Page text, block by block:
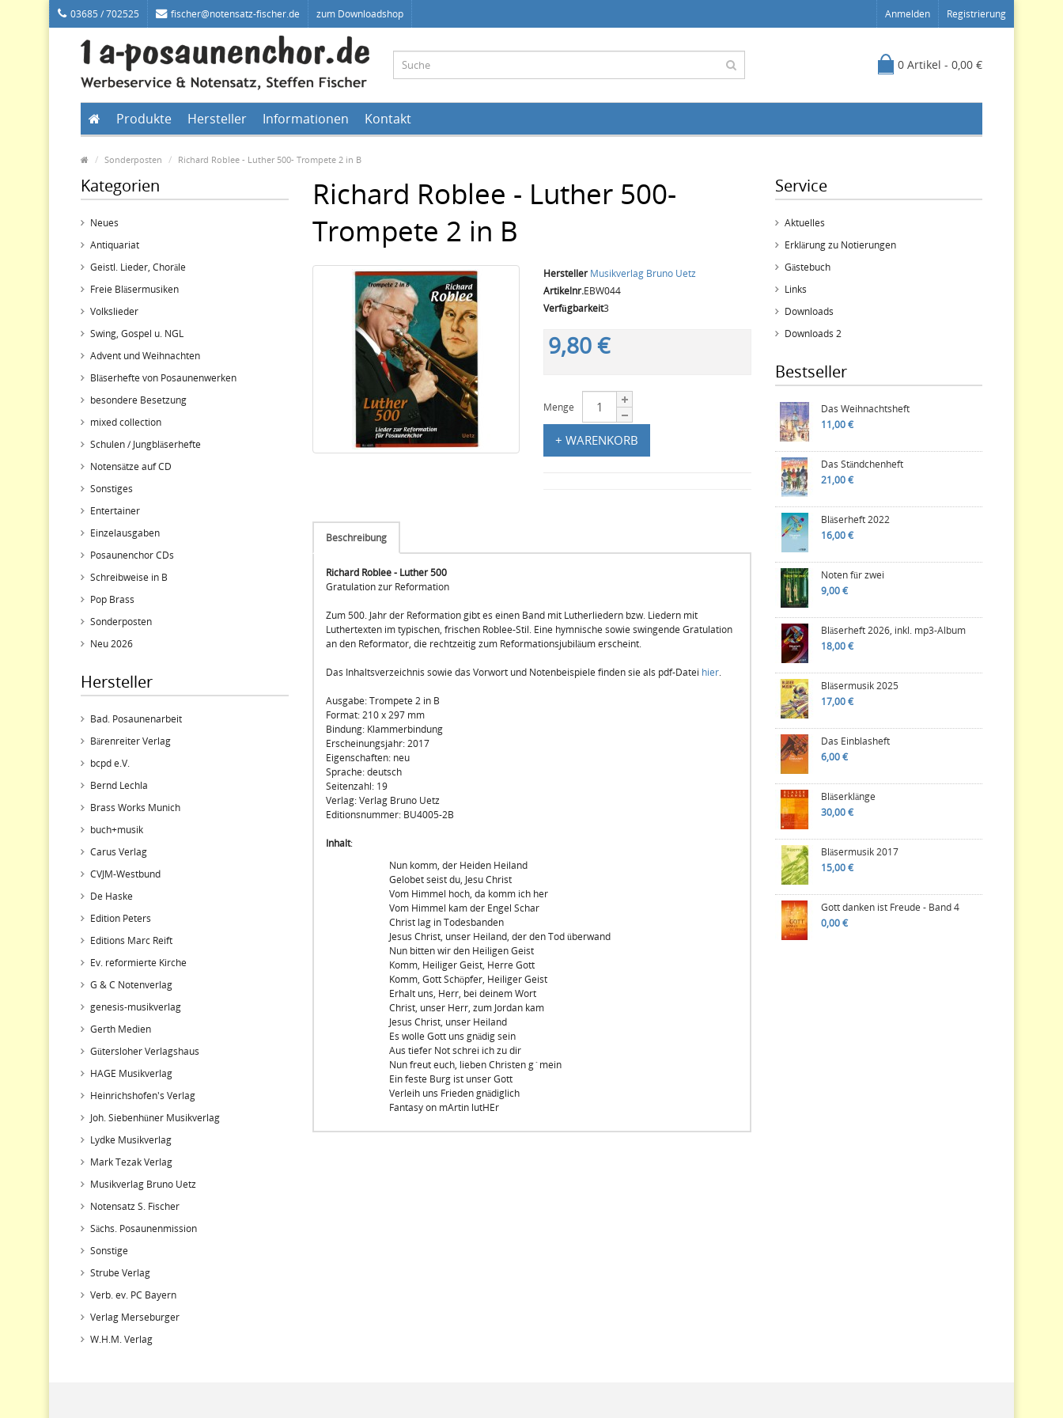
03685 / 702525 fischer@notensatz-fischer.de zum Downloadshop Anmelden Registrierung
0 Artikel - 0,00 €
Produkte Hersteller Informationen Kontakt
Sonderposten Richard Roblee - Luther 500- Trompete 2 in B
Kategorien
Neues
Antiquariat
Geistl. Lieder, Choräle
Freie Bläsermusiken
Volkslieder
Swing, Gospel u. NGL
Advent und Weihnachten
Bläserhefte von Posaunenwerken
besondere Besetzung
mixed collection
Schulen / Jungbläserhefte
Notensätze auf CD
Sonstiges
Entertainer
Einzelausgaben
Posaunenchor CDs
Schreibweise in B
Pop Brass
Sonderposten
Neu 2026
Hersteller
Bad. Posaunenarbeit
Bärenreiter Verlag
bcpd e.V.
Bernd Lechla
Brass Works Munich
buch+musik
Carus Verlag
CVJM-Westbund
De Haske
Edition Peters
Editions Marc Reift
Ev. reformierte Kirche
G & C Notenverlag
genesis-musikverlag
Gerth Medien
Gütersloher Verlagshaus
HAGE Musikverlag
Heinrichshofen's Verlag
Joh. Siebenhüner Musikverlag
Lydke Musikverlag
Mark Tezak Verlag
Musikverlag Bruno Uetz
Notensatz S. Fischer
Sächs. Posaunenmission
Sonstige
Strube Verlag
Verb. ev. PC Bayern
Verlag Merseburger
W.H.M. Verlag
Richard Roblee - Luther 500-
Trompete 2 in B
Hersteller Musikverlag Bruno Uetz
Artikelnr.EBW044
Verfügbarkeit3
9,80 €
Menge
+ WARENKORB
Beschreibung
Richard Roblee - Luther 500
Gratulation zur Reformation
Zum 500. Jahr der Reformation gibt es einen Band mit Lutherliedern bzw. Liedern mit
Luthertexten im typischen, frischen Roblee-Stil. Eine hymnische sowie swingende Gratulation
an den Reformator, die rechtzeitig zum Reformationsjubiläum erscheint.
Das Inhaltsverzeichnis sowie das Vorwort und Notenbeispiele finden sie als pdf-Datei hier.
Ausgabe: Trompete 2 in B
Format: 210 x 297 mm
Bindung: Klammerbindung
Erscheinungsjahr: 2017
Eigenschaften: neu
Sprache: deutsch
Seitenzahl: 19
Verlag: Verlag Bruno Uetz
Editionsnummer: BU4005-2B
Inhalt:
Nun komm, der Heiden Heiland
Gelobet seist du, Jesu Christ
Vom Himmel hoch, da komm ich her
Vom Himmel kam der Engel Schar
Christ lag in Todesbanden
Jesus Christ, unser Heiland, der den Tod überwand
Nun bitten wir den Heiligen Geist
Komm, Heiliger Geist, Herre Gott
Komm, Gott Schöpfer, Heiliger Geist
Erhalt uns, Herr, bei deinem Wort
Christ, unser Herr, zum Jordan kam
Jesus Christ, unser Heiland
Es wolle Gott uns gnädig sein
Aus tiefer Not schrei ich zu dir
Nun freut euch, lieben Christen g´mein
Ein feste Burg ist unser Gott
Verleih uns Frieden gnädiglich
Fantasy on mArtin lutHEr
Service
Aktuelles
Erklärung zu Notierungen
Gästebuch
Links
Downloads
Downloads 2
Bestseller
Das Weihnachtsheft
11,00 €
Das Ständchenheft
21,00 €
Bläserheft 2022
16,00 €
Noten für zwei
9,00 €
Bläserheft 2026, inkl. mp3-Album
18,00 €
Bläsermusik 2025
17,00 €
Das Einblasheft
6,00 €
Bläserklänge
30,00 €
Bläsermusik 2017
15,00 €
Gott danken ist Freude - Band 4
0,00 €